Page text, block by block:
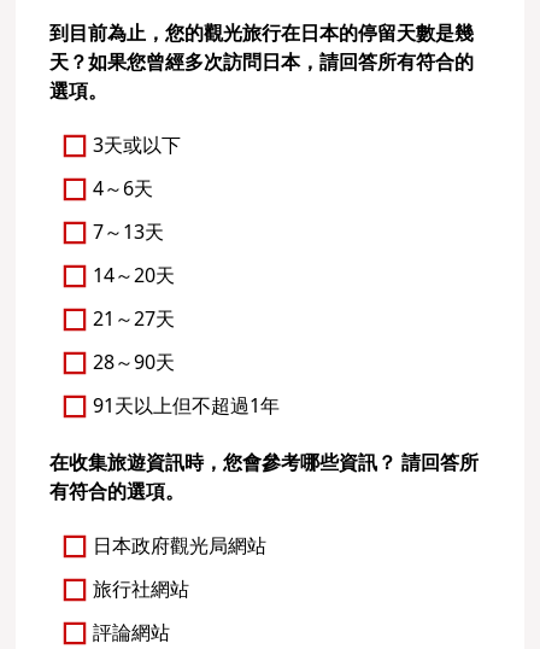
到目前為止，您的觀光旅行在日本的停留天數是幾
天？如果您曾經多次訪問日本，請回答所有符合的
選項。
3天或以下
4～6天
7～13天
14～20天
21～27天
28～90天
91天以上但不超過1年
在收集旅遊資訊時，您會參考哪些資訊？ 請回答所
有符合的選項。
日本政府觀光局網站
旅行社網站
評論網站